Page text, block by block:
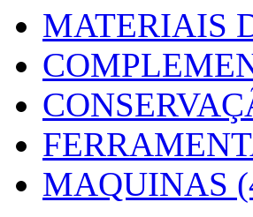
MATERIAIS
MAQUINAS